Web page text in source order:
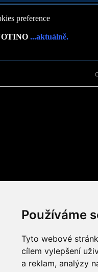
Používáme
Tyto webové
cílem vylepšení
a reklam, analýzy
preference
...aktuálně.